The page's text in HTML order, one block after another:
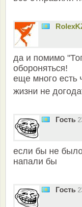
да и помимо
обороняться!
еще много есть
жизни не
Гость
если бы не
напали бы
Гость